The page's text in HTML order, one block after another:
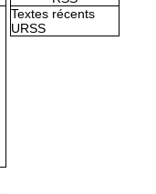
Textes récents
URSS